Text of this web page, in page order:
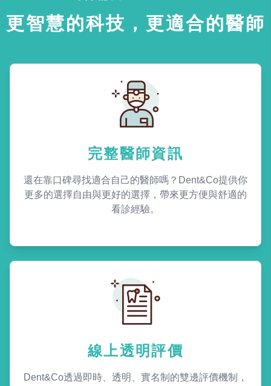
更智慧的科技，更適合的醫師
完整醫師資訊
還在靠口碑尋找適合自己的醫師嗎？Dent&Co提供你
更多的選擇自由與更好的選擇，帶來更方便與舒適的
看診經驗。
線上透明評價
Dent&Co透過即時、透明、實名制的雙邊評價機制，